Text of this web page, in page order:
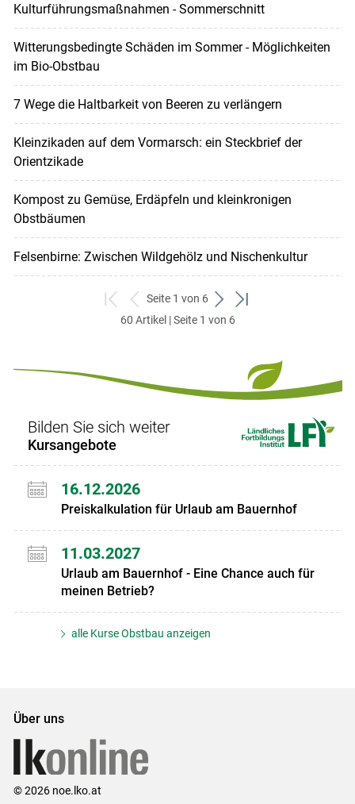
Kulturführungsmaßnahmen - Sommerschnitt
Witterungsbedingte Schäden im Sommer - Möglichkeiten
im Bio-Obstbau
7 Wege die Haltbarkeit von Beeren zu verlängern
Kleinzikaden auf dem Vormarsch: ein Steckbrief der
Orientzikade
Kompost zu Gemüse, Erdäpfeln und kleinkronigen
Obstbäumen
Felsenbirne: Zwischen Wildgehölz und Nischenkultur
zum
ersten
zurück
zum
Seite 1 von 6
weiter
zum
zum
60 Artikel | Seite 1 von 6
Bilden Sie sich weiter
Kursangebote
16.12.2026
Preiskalkulation für Urlaub am Bauernhof
11.03.2027
Urlaub am Bauernhof - Eine Chance auch für
meinen Betrieb?
alle Kurse Obstbau anzeigen
Über uns
© 2026 noe.lko.at